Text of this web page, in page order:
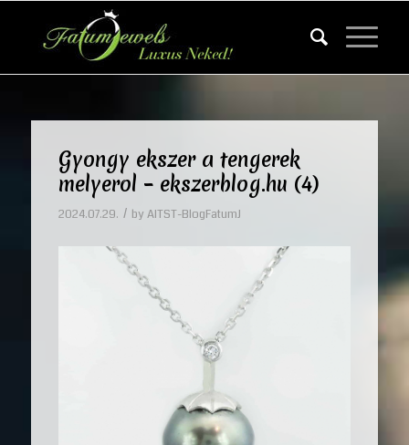
Gyongy ekszer a tengerek
melyerol – ekszerblog.hu (4)
2024.07.29. / by AITST-BlogFatumJ